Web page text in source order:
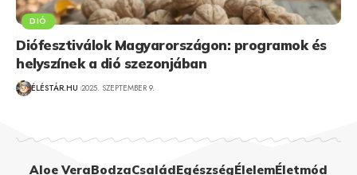
DIÓ
Diófesztiválok Magyarországon: programok és
helyszínek a dió szezonjában
ÉLÉSTÁR.HU 2025. SZEPTEMBER 9.
Aloe VeraBodzaCsaládEgészségÉlelemÉletmód